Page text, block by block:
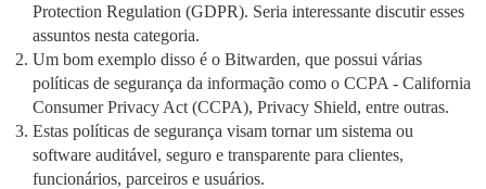
Protection Regulation (GDPR). Seria interessante discutir esses
assuntos nesta categoria.
Um bom exemplo disso é o Bitwarden, que possui várias
políticas de segurança da informação como o CCPA - California
Consumer Privacy Act (CCPA), Privacy Shield, entre outras.
Estas políticas de segurança visam tornar um sistema ou
software auditável, seguro e transparente para clientes,
funcionários, parceiros e usuários.